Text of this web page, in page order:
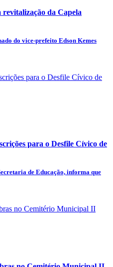
da Capela
do vice-prefeito Edson Kemes
para o Desfile Cívico de
de Educação, informa que